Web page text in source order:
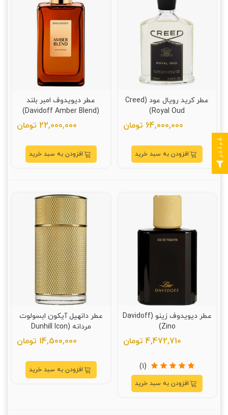
عطر کرید رویال عود (Creed
Royal Oud)
64,000,000 تومان
افزودن به سبد خرید
عطر دیویدوف امبر بلند
(Davidoff Amber Blend)
22,000,000 تومان
افزودن به سبد خرید
عطر دیویدوف زینو (Davidoff
Zino)
4,472,710 تومان
(1)
افزودن به سبد خرید
عطر دانهیل آیکون ابسولوت
مردانه (Dunhill Icon
Absolute)
14,500,000 تومان
افزودن به سبد خرید
فیلتر